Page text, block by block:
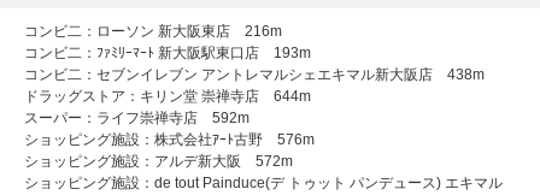
コンビ二：ローソン 新大阪東店 216m
コンビ二：ﾌｧﾐﾘｰﾏｰﾄ 新大阪駅東口店 193m
コンビ二：セブンイレブン アントレマルシェエキマル新大阪店 438m
ドラッグストア：キリン堂 崇禅寺店 644m
スーパー：ライフ崇禅寺店 592m
ショッピング施設：株式会社ｱｰﾄ古野 576m
ショッピング施設：アルデ新大阪 572m
ショッピング施設：de tout Painduce(デ トゥット パンデュース) エキマル